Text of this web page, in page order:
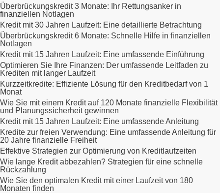
Überbrückungskredit 3 Monate: Ihr Rettungsanker in
finanziellen Notlagen
Kredit mit 30 Jahren Laufzeit: Eine detaillierte Betrachtung
Überbrückungskredit 6 Monate: Schnelle Hilfe in finanziellen
Notlagen
Kredit mit 15 Jahren Laufzeit: Eine umfassende Einführung
Optimieren Sie Ihre Finanzen: Der umfassende Leitfaden zu
Krediten mit langer Laufzeit
Kurzzeitkredite: Effiziente Lösung für den Kreditbedarf von 1
Monat
Wie Sie mit einem Kredit auf 120 Monate finanzielle Flexibilität
und Planungssicherheit gewinnen
Kredit mit 15 Jahren Laufzeit: Eine umfassende Anleitung
Kredite zur freien Verwendung: Eine umfassende Anleitung für
20 Jahre finanzielle Freiheit
Effektive Strategien zur Optimierung von Kreditlaufzeiten
Wie lange Kredit abbezahlen? Strategien für eine schnelle
Rückzahlung
Wie Sie den optimalen Kredit mit einer Laufzeit von 180
Monaten finden